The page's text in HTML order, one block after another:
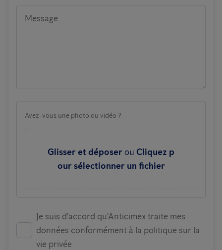
Message
Avez-vous une photo ou vidéo ?
Glisser et déposerou Cliquez p
our sélectionner un fichier
Je suis d'accord qu'Anticimex traite mes
données conformément à la politique sur la
vie privée